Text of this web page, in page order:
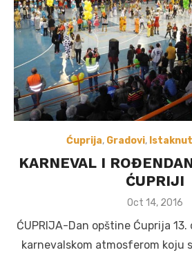
Ćuprija, Gradovi,
KARNEVAL I
ĆUPRIJI
Posted
Oct 14, 2016
ĆUPRIJA-Dan opštine Ćuprija
karnevalskom atmosferom koju